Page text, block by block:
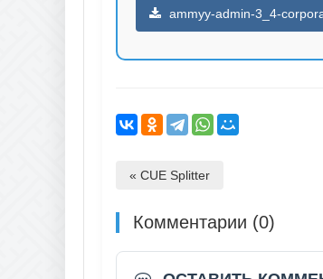
ammyy-admin-3_4-
« CUE Splitter
Комментарии (0)